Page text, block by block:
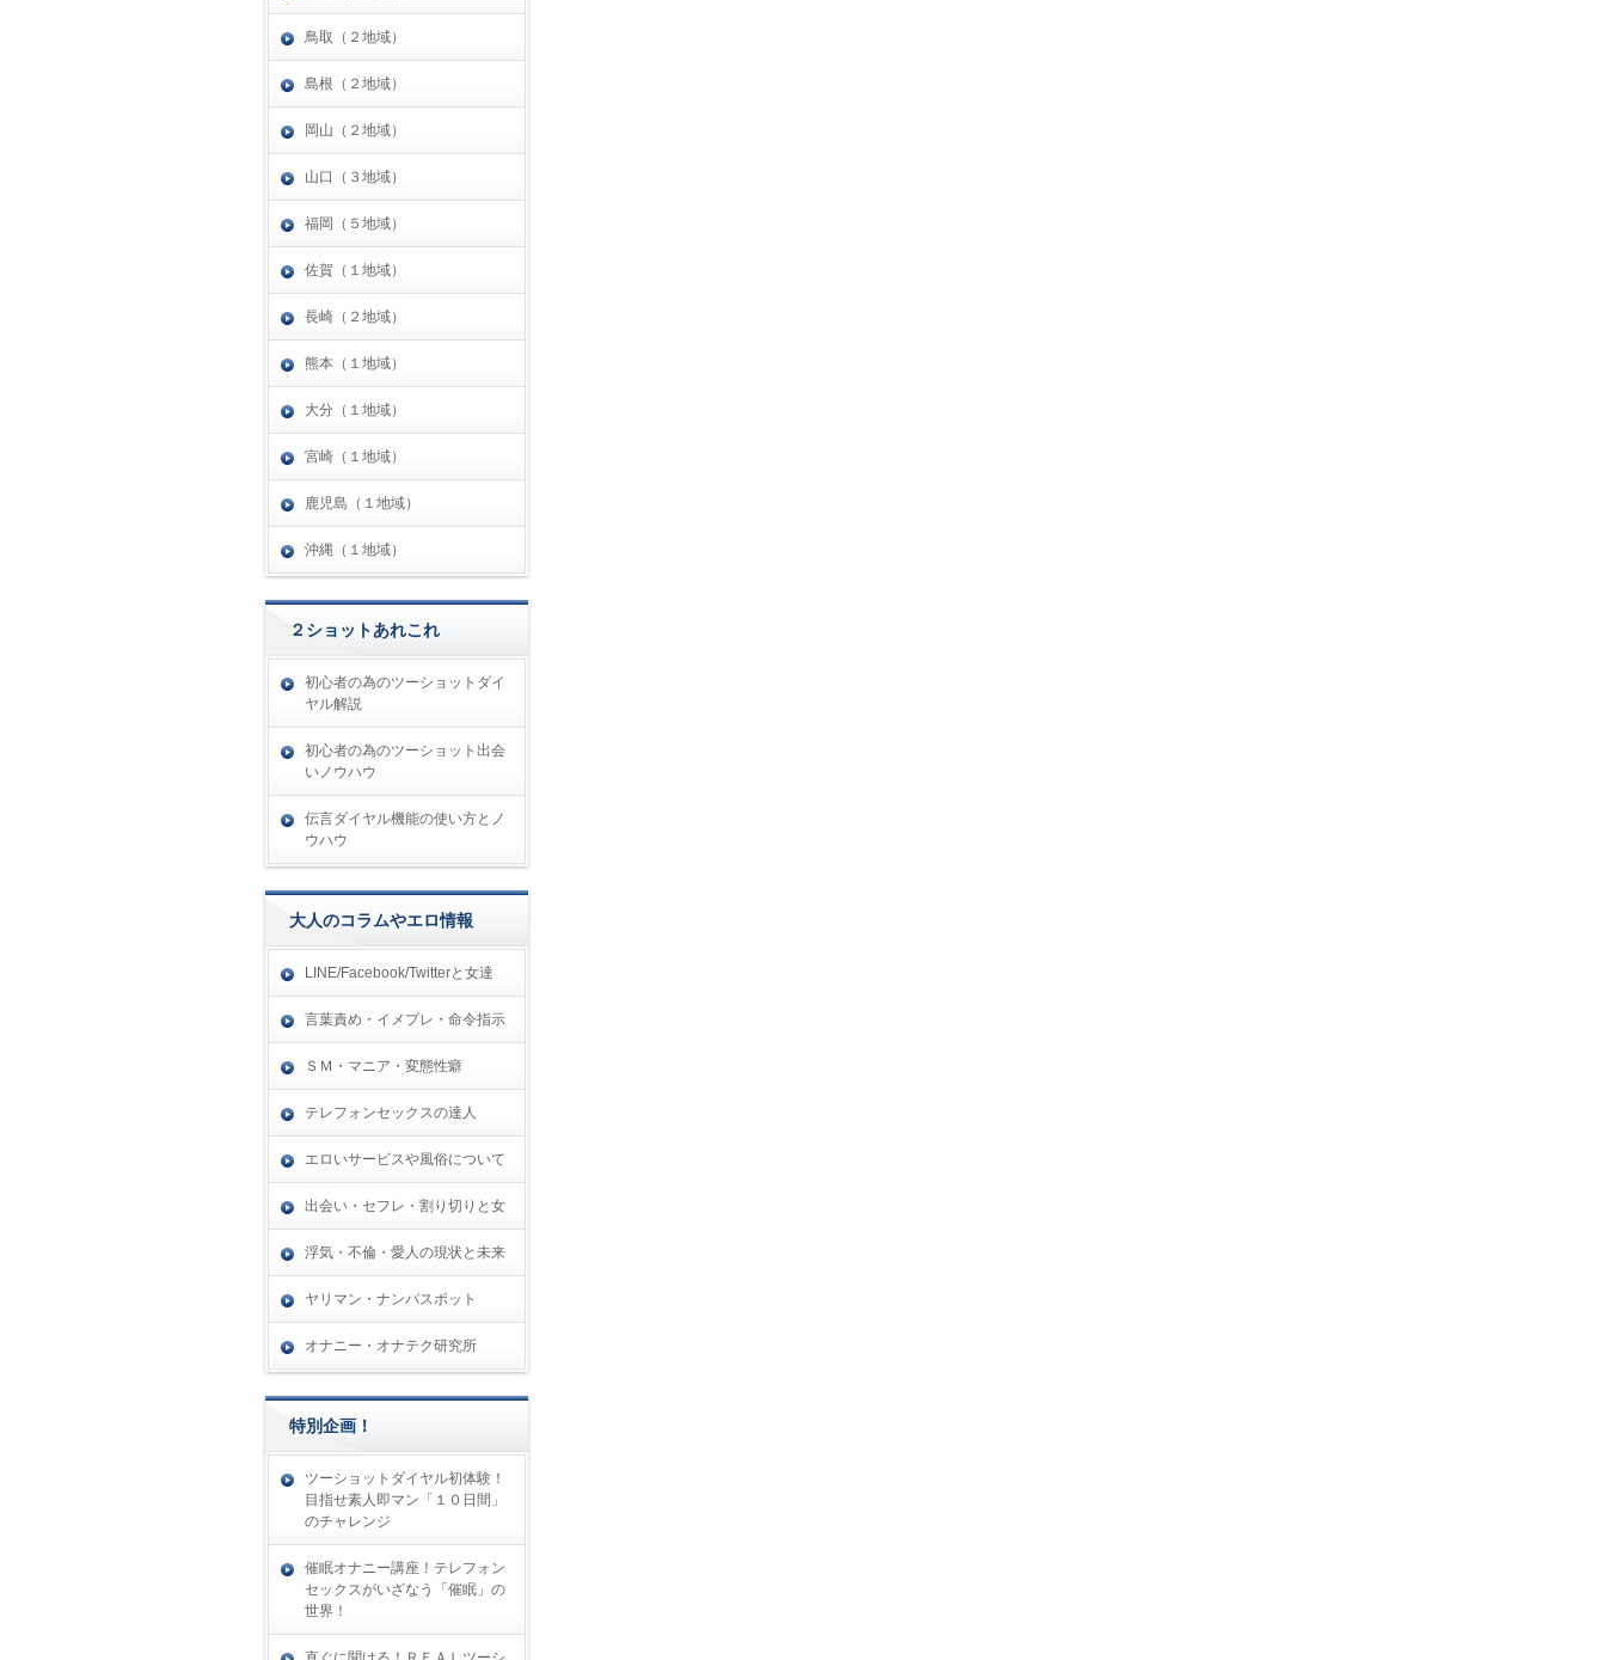
鳥取（２地域）
島根（２地域）
岡山（２地域）
山口（３地域）
福岡（５地域）
佐賀（１地域）
長崎（２地域）
熊本（１地域）
大分（１地域）
宮崎（１地域）
鹿児島（１地域）
沖縄（１地域）
２ショットあれこれ
初心者の為のツーショットダイ
ヤル解説
初心者の為のツーショット出会
いノウハウ
伝言ダイヤル機能の使い方とノ
ウハウ
大人のコラムやエロ情報
LINE/Facebook/Twitterと女達
言葉責め・イメプレ・命令指示
ＳＭ・マニア・変態性癖
テレフォンセックスの達人
エロいサービスや風俗について
出会い・セフレ・割り切りと女
浮気・不倫・愛人の現状と未来
ヤリマン・ナンパスポット
オナニー・オナテク研究所
特別企画！
ツーショットダイヤル初体験！
目指せ素人即マン「１０日間」
のチャレンジ
催眠オナニー講座！テレフォン
セックスがいざなう「催眠」の
世界！